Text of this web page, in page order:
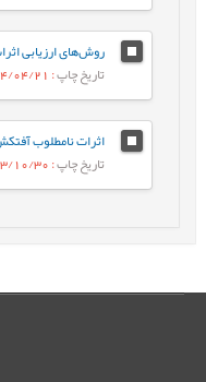
تاریخ چاپ: 1404/04/21
اثرات نامطلوب
تاریخ چاپ: 1403/10/30